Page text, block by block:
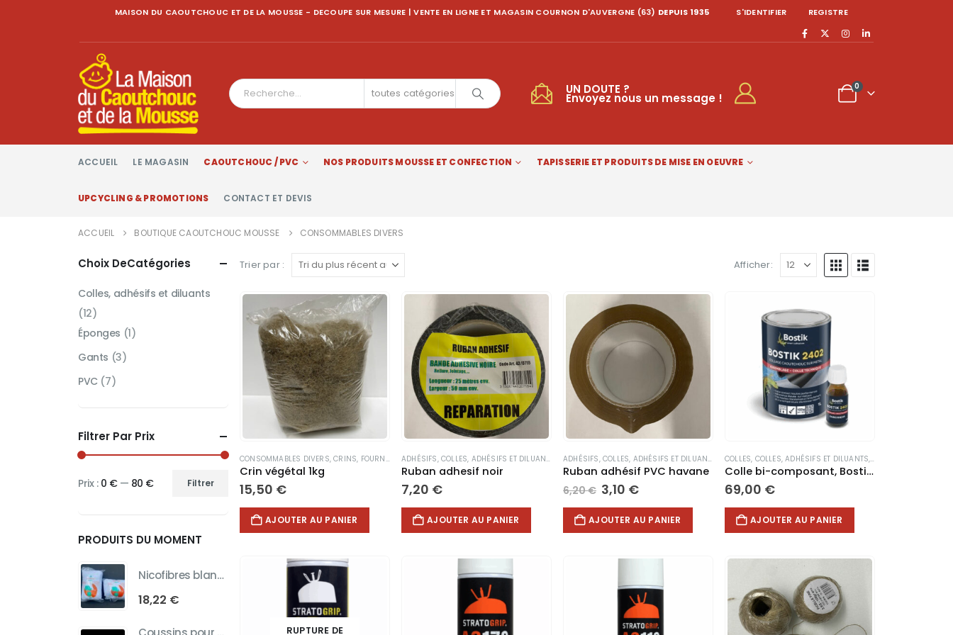
MAISON DU CAOUTCHOUC ET DE LA MOUSSE - DECOUPE SUR MESURE | VENTE EN LIGNE ET MAGASIN COURNON D'AUVERGNE (63) DEPUIS 1935 S'IDENTIFIER REGISTRE
toutes catégories UN DOUTE ?
Envoyez nous un message !
0
ACCUEIL LE MAGASIN CAOUTCHOUC / PVC NOS PRODUITS MOUSSE ET CONFECTION TAPISSERIE ET PRODUITS DE MISE EN OEUVRE
UPCYCLING & PROMOTIONS CONTACT ET DEVIS
ACCUEIL BOUTIQUE CAOUTCHOUC MOUSSE CONSOMMABLES DIVERS
Trier par : Afficher:
CONSOMMABLES DIVERS,CRINS, FOURNITURES TAPISSERIE ,GARNISSAGE, TAPISSERIE
Crin végétal 1kg
15,50 €
AJOUTER AU PANIER
ADHÉSIFS,COLLES, ADHÉSIFS ET DILUANTS CONSOMMABLES DIVERS,DIVERS
Ruban adhesif noir
7,20 €
AJOUTER AU PANIER
ADHÉSIFS,COLLES, ADHÉSIFS ET DILUANTS CONSOMMABLES DIVERS,DESTOCKAGE,DIVERS
Ruban adhésif PVC havane
6,20€ Le
initial
était :
3,10 €Le
actuel
est :
AJOUTER AU PANIER
COLLES, COLLES, ADHÉSIFS ET DILUANTS, CONSOMMABLES
Colle bi-composant, Bostik 2402, 1L
69,00 €
AJOUTER AU PANIER
RUPTURE DE
Choix DeCatégories
Colles, adhésifs et diluants
(12)
Éponges (1)
Gants (3)
PVC (7)
Filtrer Par Prix
min
max
Filtrer
Prix : 0 €— 80 €
PRODUITS DU MOMENT
Nicofibres blanc 100% polyesther
18,22 €